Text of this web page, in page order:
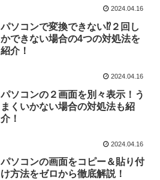
2024.04.16
パソコンで変換できない⁉２回し
かできない場合の4つの対処法を
紹介！
2024.04.16
パソコンの２画面を別々表示！う
まくいかない場合の対処法も紹
介！
2024.04.16
パソコンの画面をコピー＆貼り付
け方法をゼロから徹底解説！